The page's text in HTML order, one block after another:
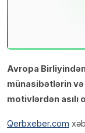
Avropa
münasibətlərin
motivlərdən
Qerbxeber.com